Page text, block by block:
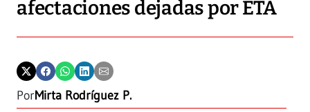
afectaciones dejadas por ETA
PorMirta Rodríguez P.